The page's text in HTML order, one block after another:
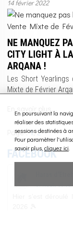
14 février 2022
NE MANQUEZ
CITY LIGHT À
ARQANA !
Les Short
Mixte de Février
Page :1,2
FACEBOOK
En poursuivant la
réaliser des
sessions destinées à
Pour paramètrer
savoir plus, cliquez ici